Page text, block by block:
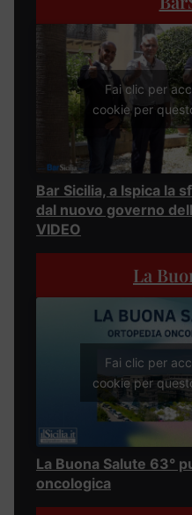
Fai clic per
cookie per
Bar Sicilia, a Ispica la
dal nuovo governo
VIDEO
La
Fai clic per
cookie per
La Buona Salute 63°
oncologica